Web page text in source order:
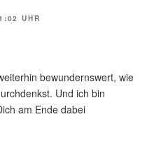
UHR
bewundernswert, wie
Und ich bin
am Ende dabei